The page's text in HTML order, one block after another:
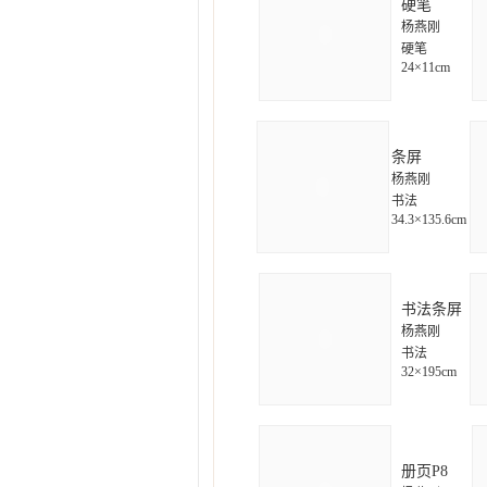
硬笔
杨燕刚
硬笔
24×11cm
条屏
杨燕刚
书法
34.3×135.6cm
书法条屏
杨燕刚
书法
32×195cm
册页P8